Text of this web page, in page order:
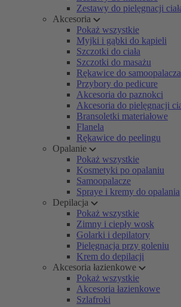
Zestawy do pielęgnacji
Akcesoria
Pokaż wszystkie
Myjki i gąbki do kąpieli
Szczotki do ciała
Szczotki do masażu
Rękawice do samoopalacza
Przybory do pedicure
Akcesoria do paznokci
Akcesoria do pielęgnacji
Bransoletki materiałowe
Flanela
Rękawice do peelingu
Opalanie
Pokaż wszystkie
Kosmetyki po opalaniu
Samoopalacze
Spraye i kremy do opalania
Depilacja
Pokaż wszystkie
Zimny i ciepły wosk
Golarki i depilatory
Pielęgnacja przy goleniu
Krem do depilacji
Akcesoria łazienkowe
Pokaż wszystkie
Akcesoria łazienkowe
Szlafroki